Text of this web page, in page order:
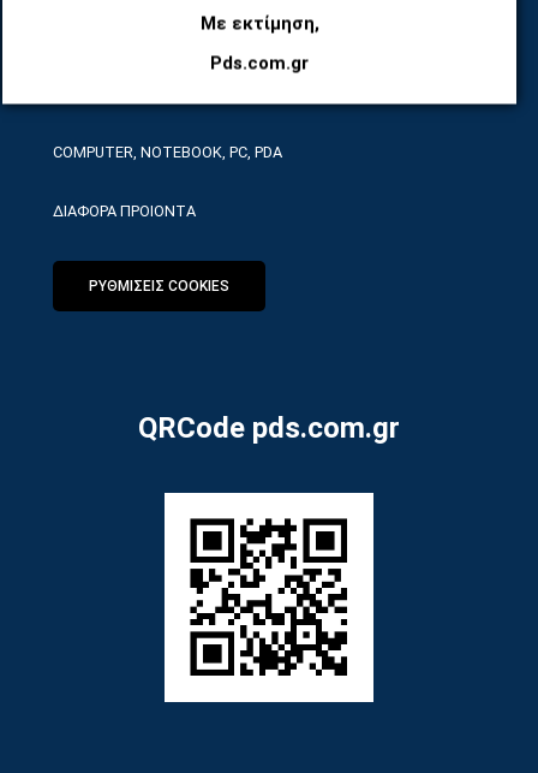
Με εκτίμηση,
Pds.com.gr
COMPUTER, NOTEBOOK, PC, PDA
ΔΙΑΦΟΡΑ ΠΡΟΙΟΝΤΑ
ΡΥΘΜΙΣΕΙΣ COOKIES
QRCode pds.com.gr